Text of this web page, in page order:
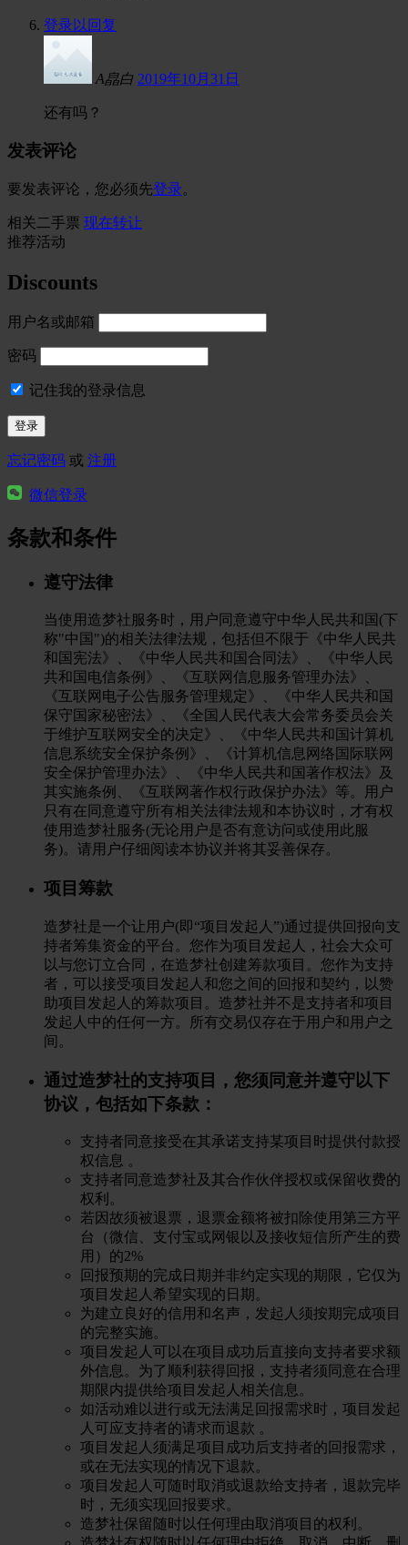
登录以回复
A皛白 2019年10月31日
还有吗？
发表评论
要发表评论，您必须先登录。
相关二手票 现在转让
推荐活动
Discounts
用户名或邮箱
密码
记住我的登录信息
忘记密码 或 注册
微信登录
条款和条件
遵守法律
当使用造梦社服务时，用户同意遵守中华人民共和国(下
称"中国")的相关法律法规，包括但不限于《中华人民共
和国宪法》、《中华人民共和国合同法》、《中华人民
共和国电信条例》、《互联网信息服务管理办法》、
《互联网电子公告服务管理规定》、《中华人民共和国
保守国家秘密法》、《全国人民代表大会常务委员会关
于维护互联网安全的决定》、《中华人民共和国计算机
信息系统安全保护条例》、《计算机信息网络国际联网
安全保护管理办法》、《中华人民共和国著作权法》及
其实施条例、《互联网著作权行政保护办法》等。用户
只有在同意遵守所有相关法律法规和本协议时，才有权
使用造梦社服务(无论用户是否有意访问或使用此服
务)。请用户仔细阅读本协议并将其妥善保存。
项目筹款
造梦社是一个让用户(即“项目发起人”)通过提供回报向支
持者筹集资金的平台。您作为项目发起人，社会大众可
以与您订立合同，在造梦社创建筹款项目。您作为支持
者，可以接受项目发起人和您之间的回报和契约，以赞
助项目发起人的筹款项目。造梦社并不是支持者和项目
发起人中的任何一方。所有交易仅存在于用户和用户之
间。
通过造梦社的支持项目，您须同意并遵守以下
协议，包括如下条款：
支持者同意接受在其承诺支持某项目时提供付款授
权信息 。
支持者同意造梦社及其合作伙伴授权或保留收费的
权利。
若因故须被退票，退票金额将被扣除使用第三方平
台（微信、支付宝或网银以及接收短信所产生的费
用）的2%
回报预期的完成日期并非约定实现的期限，它仅为
项目发起人希望实现的日期。
为建立良好的信用和名声，发起人须按期完成项目
的完整实施。
项目发起人可以在项目成功后直接向支持者要求额
外信息。为了顺利获得回报，支持者须同意在合理
期限内提供给项目发起人相关信息。
如活动难以进行或无法满足回报需求时，项目发起
人可应支持者的请求而退款 。
项目发起人须满足项目成功后支持者的回报需求，
或在无法实现的情况下退款。
项目发起人可随时取消或退款给支持者，退款完毕
时，无须实现回报要求。
造梦社保留随时以任何理由取消项目的权利。